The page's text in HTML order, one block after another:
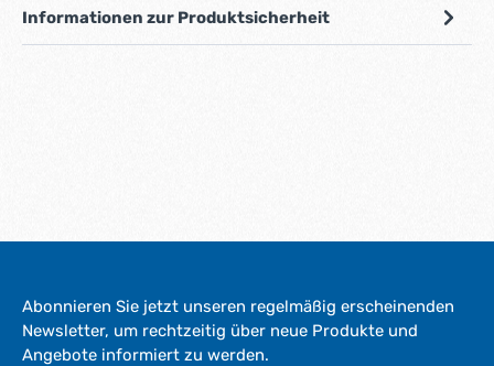
Informationen zur Produktsicherheit
Abonnieren Sie jetzt unseren regelmäßig erscheinenden
Newsletter, um rechtzeitig über neue Produkte und
Angebote informiert zu werden.